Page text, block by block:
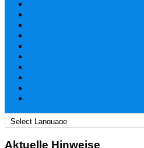
Aktuelle Hinweise